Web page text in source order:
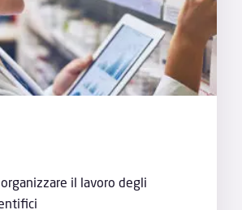
il lavoro degli